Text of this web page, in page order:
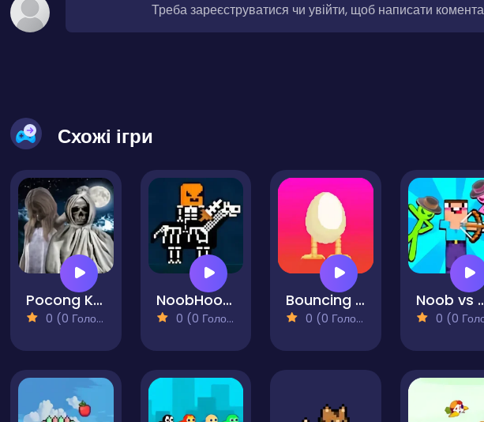
Треба зареєструватися чи увійти, щоб написати
Схожі ігри
Pocong Ketemu Kuntilanak
0 (0 Голосів)
NoobHood HalloweenCraft
0 (0 Голосів)
Bouncing Egg
0 (0 Голосів)
Noob vs
0 (0